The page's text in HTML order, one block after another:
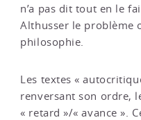
n’a pas dit tout en le
Althusser le problème
philosophie.
Les textes «
renversant son ordre,
« retard »/« avance ».